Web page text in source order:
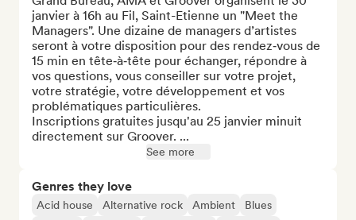
janvier à 16h au Fil, Saint-Etienne un "Meet the
Managers". Une dizaine de managers d’artistes
seront à votre disposition pour des rendez‐vous de
15 min en tête‐à‐tête pour échanger, répondre à
vos questions, vous conseiller sur votre projet,
votre stratégie, votre développement et vos
problématiques particulières.
Inscriptions gratuites jusqu'au 25 janvier minuit
directement sur Groover. ...
See more
Genres they love
Acid house Alternative rock Ambient
Blues